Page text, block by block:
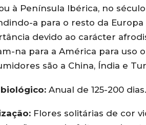
à Península Ibérica, no
a para o resto da Europa
devido ao carácter
na para a América para uso
são a China, Índia e
Anual de 125-200 dias.
Flores solitárias de cor